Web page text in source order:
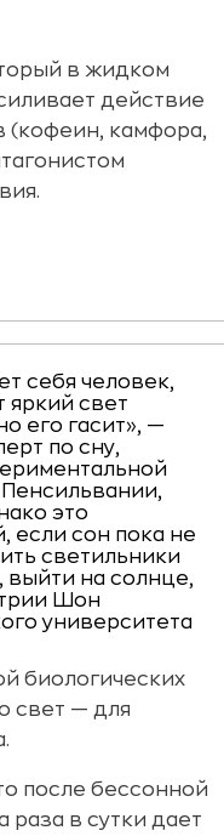
в жидком
действие
(кофеин, камфора,
себя человек,
яркий свет
его гасит», —
по сну,
это
если сон пока не
светильники
выйти на солнце,
Шон
университета
биологических
свет — для
после бессонной
раза в сутки дает